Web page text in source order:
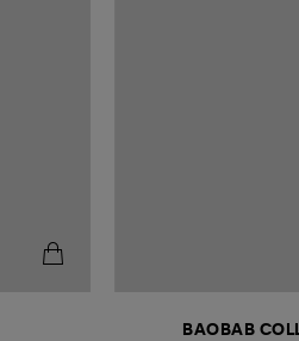
BAOBAB